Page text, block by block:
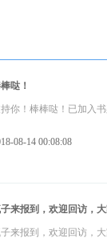
哒！
你！棒棒哒！已加入
08-14 00:08:08
来报到，欢迎回访，
来报到，欢迎回访，